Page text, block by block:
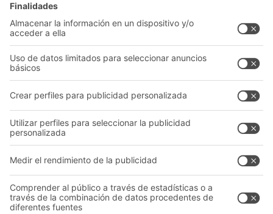
Sistemas de transporte
Nuestros servicios
Asesoramiento y servicio
Catálogo General
Documentos para descargar
Formulario de contacto
Empresa
Quiénes somos
Nuestra red global
Centros de producción
Follow us